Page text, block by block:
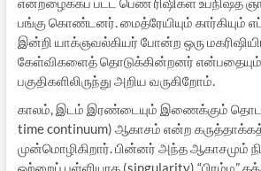
பங்கு கொண்டனர். மைத்ரேயியும் கார்கியும்
இன்றி யாக்ஞவல்கியர் போன்ற ஒரு
கேள்விகளைத் தொடுக்கின்றனர்
பகுதிகளிலிருந்து அறிய வருகிறோம்.
காலம், இடம் இரண்டையும் இணைக்கும் தொடர்
time continuum) ஆகாசம் என்ற
முன்மொழிகிறார். பின்னர் அந்த ஆகாசமும்
ஒற்றைப் புள்ளியாக (singularity) “பிரம்ம”